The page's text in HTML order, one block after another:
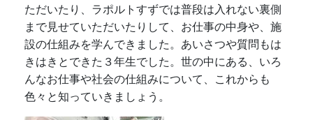
ただいたり、ラポルトすずでは普段は入れない裏側
まで見せていただいたりして、お仕事の中身や、施
設の仕組みを学んできました。あいさつや質問もは
きはきとできた３年生でした。世の中にある、いろ
んなお仕事や社会の仕組みについて、これからも
色々と知っていきましょう。